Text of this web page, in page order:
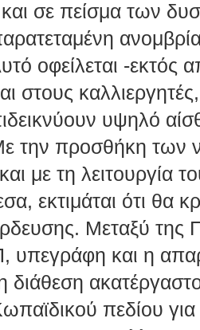
και σε πείσμα των
οφείλεται -εκτός
στους
υψηλό
την προσθήκη των
με τη λειτουργία
εκτιμάται ότι θα
Μεταξύ της
υπεγράφη και η
διάθεση
πεδίου